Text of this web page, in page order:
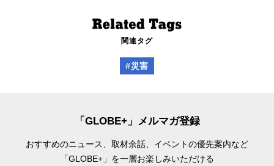
関連タグ
#災害
「GLOBE+」メルマガ登録
おすすめのニュース、取材余話、 イベントの優先案内など
「GLOBE+」を一層お楽しみいただける